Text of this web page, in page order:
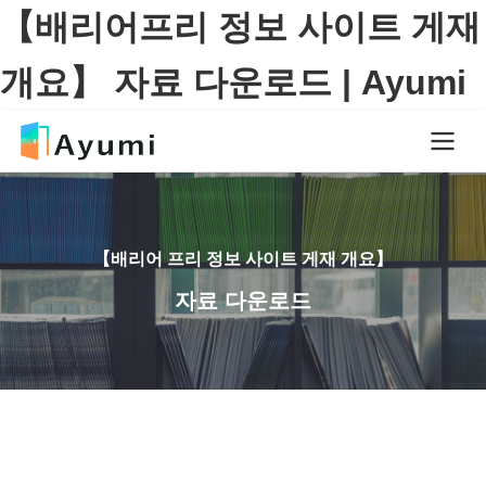
【배리어프리 정보 사이트 게재
개요】 자료 다운로드 | Ayumi
【배리어 프리 정보 사이트 게재 개요】
자료 다운로드